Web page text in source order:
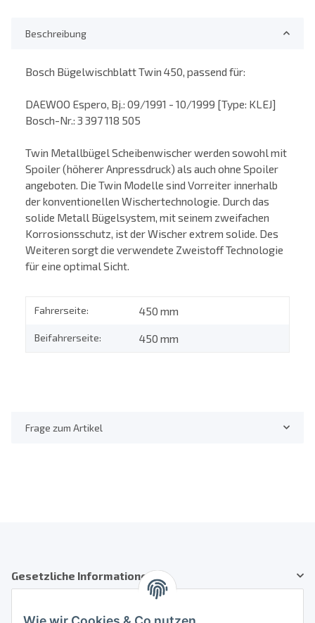
Beschreibung
Bosch Bügelwischblatt Twin 450, passend für:
DAEWOO Espero, Bj.: 09/1991 - 10/1999 [Type: KLEJ]
Bosch-Nr.: 3 397 118 505
Twin Metallbügel Scheibenwischer werden sowohl mit
Spoiler (höherer Anpressdruck) als auch ohne Spoiler
angeboten. Die Twin Modelle sind Vorreiter innerhalb
der konventionellen Wischertechnologie. Durch das
solide Metall Bügelsystem, mit seinem zweifachen
Korrosionsschutz, ist der Wischer extrem solide. Des
Weiteren sorgt die verwendete Zweistoff Technologie
für eine optimal Sicht.
Fahrerseite: 450 mm
Beifahrerseite: 450 mm
Frage zum Artikel
Gesetzliche Informationen